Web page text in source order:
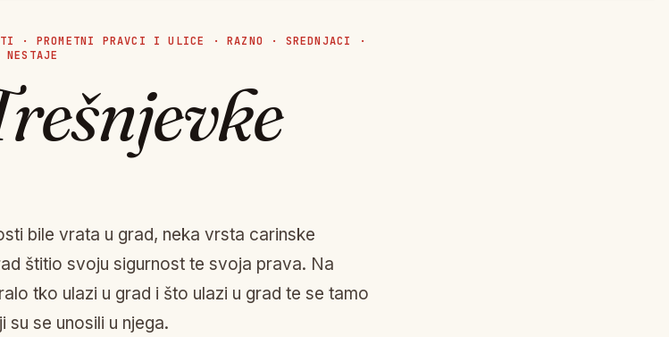
· PROMETNI PRAVCI I ULICE ·RAZNO · SREDNJACI
·
NESTAJE
bile vrata u grad, neka vrsta carinske
štitio svoju sigurnost te svoja prava. Na
tko ulazi u grad i što ulazi u grad te se tamo
se unosili u njega.